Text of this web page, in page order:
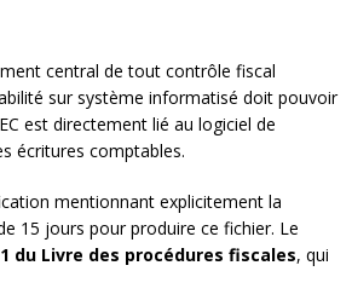
central de tout contrôle fiscal
sur système informatisé doit pouvoir
est directement lié au logiciel de
écritures comptables.
mentionnant explicitement la
15 jours pour produire ce fichier. Le
du Livre des procédures fiscales, qui